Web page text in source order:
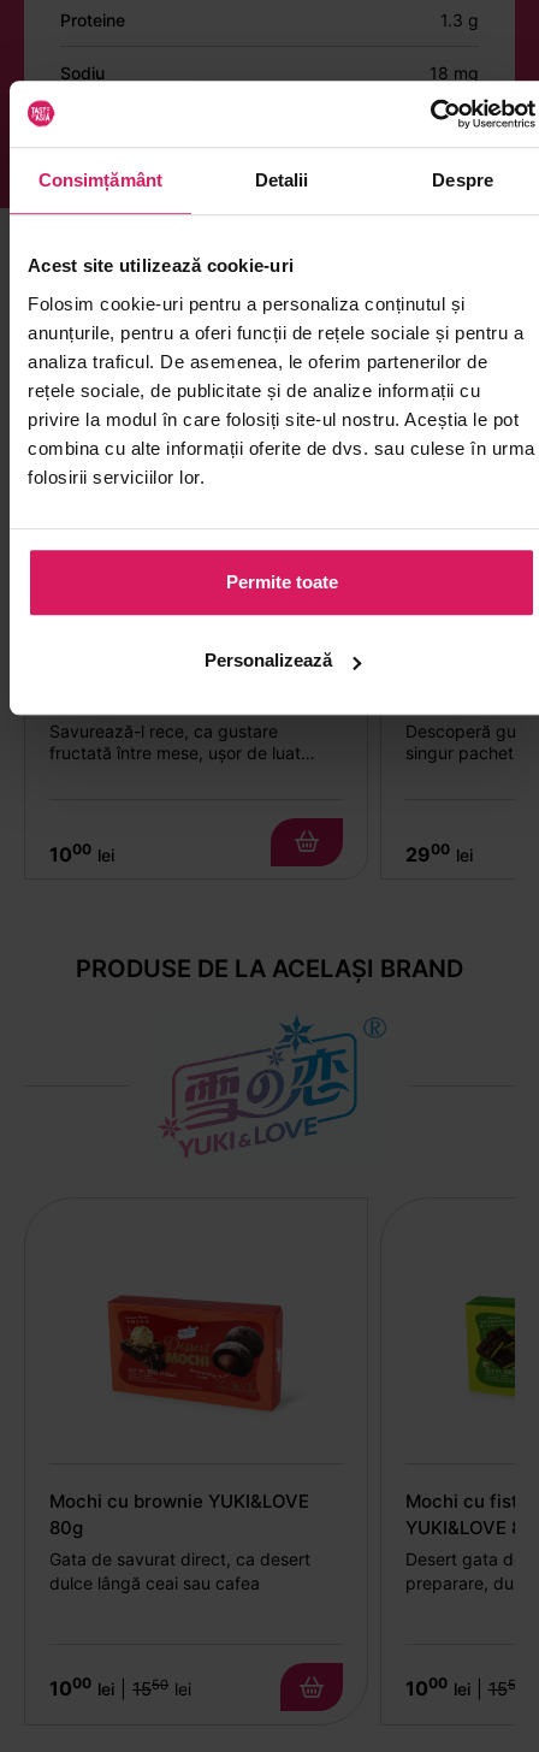
Consimțământ Detalii Despre
Acest site utilizează cookie-uri
Folosim cookie-uri pentru a personaliza conținutul și
anunțurile, pentru a oferi funcții de rețele sociale și pentru a
analiza traficul. De asemenea, le oferim partenerilor de
rețele sociale, de publicitate și de analize informații cu
privire la modul în care folosiți site-ul nostru. Aceștia le pot
combina cu alte informații oferite de dvs. sau culese în urma
folosirii serviciilor lor.
Permite toate
Personalizează
Proteine 1.3 g
Sodiu 18 mg
Îți mai recomandăm și alte produse din
Dulciuri
Jeleu Konjac - Fructul pasiunii
Savurează-l rece, ca gustare
fructată între mese, ușor de luat
1000 lei
Descoperă
singur pachet
2900 lei
PRODUSE DE LA ACELAȘI BRAND
Mochi cu brownie YUKI&LOVE
80g
Gata de savurat direct, ca desert
dulce lângă ceai sau cafea
1000 lei 1550 lei
Mochi cu
YUKI&LOVE
Desert gata de
preparare, după
1000 lei 1550